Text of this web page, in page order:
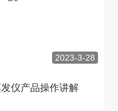
2023-3-28
发仪产品操作讲解